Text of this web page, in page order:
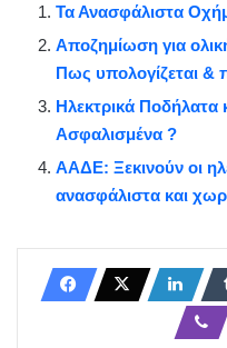
Τα Ανασφάλιστα
Αποζημίωση για
Πως υπολογίζεται &
Ηλεκτρικά Ποδήλατα
Ασφαλισμένα ?
ΑΑΔΕ: Ξεκινούν οι
ανασφάλιστα και